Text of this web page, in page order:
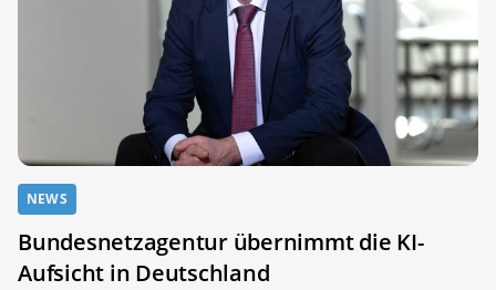
NEWS
Bundesnetzagentur übernimmt die KI-
Aufsicht in Deutschland